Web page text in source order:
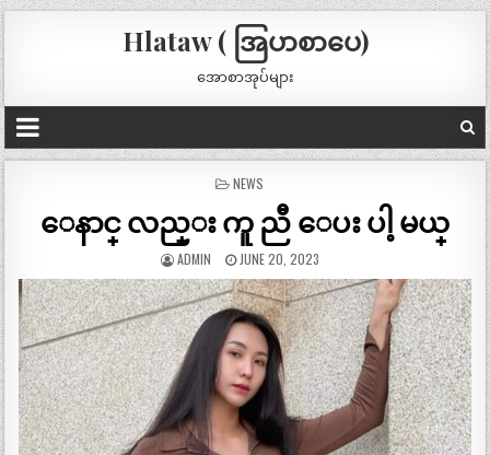
Hlataw ( အြပာစာပေ)
အောစာအုပ်များ
POSTED
NEWS
ေနာင္ လည္း ကူ ညီ ေပး ပါ့ မယ္
ADMIN JUNE 20, 2023